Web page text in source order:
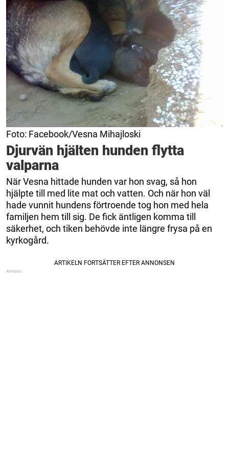
Foto: Facebook/Vesna Mihajloski
Djurvän hjälten hunden flytta
valparna
När Vesna hittade hunden var hon svag, så hon
hjälpte till med lite mat och vatten. Och när hon väl
hade vunnit hundens förtroende tog hon med hela
familjen hem till sig. De fick äntligen komma till
säkerhet, och tiken behövde inte längre frysa på en
kyrkogård.